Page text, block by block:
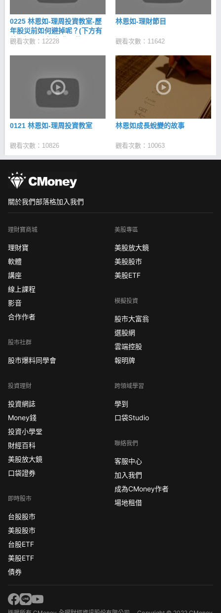
0225 林恩如-理周投資教室-歷
年股災前如何避掉呢？(下方有
林恩如理財寶-免費下載)
觀看次數：12228
林恩如-理財節目
觀看次數：11642
0121 林恩如-理周投資教室
觀看次數：10826
林恩如成長蛻變的故事
觀看次數：10063
關於我們部落格加入我們
理財寶商城
理財寶
軟體
講座
線上課程
影音
合作作者
股市社群
股市爆料同學會
投資理財
投資網誌
Money錢
投資小學堂
財經百科
美股放大鏡
口袋證券
即時股市
台股股市
美股股市
台股ETF
美股ETF
債券
美股專區
美股放大鏡
美股股市
美股ETF
模擬投資
股市大富翁
選股網
雲端控股
報明牌
跨領域學習
學到
口袋Studio
聯絡我們
客服中心
加入我們
成為CMoney作者
場地租借